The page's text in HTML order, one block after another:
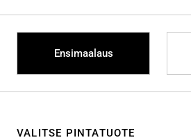
Ensimaalaus
VALITSE PINTATUOTE